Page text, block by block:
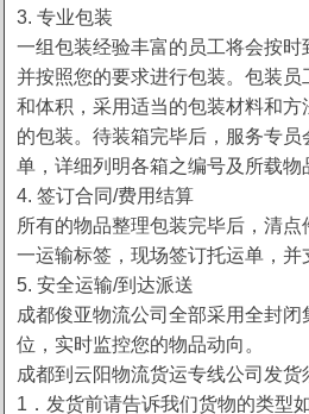
3. 专业包装
一组包装经验丰富的员工将会按时
并按照您的要求进行包装。包装
和体积，采用适当的包装材料和
的包装。待装箱完毕后，服务专
单，详细列明各箱之编号及所载物
4. 签订合同/费用结算
所有的物品整理包装完毕后，清
一运输标签，现场签订托运单，并
5. 安全运输/到达派送
成都俊亚物流公司全部采用全封
位，实时监控您的物品动向。
成都到云阳物流货运专线公司发货
1．发货前请告诉我们货物的类型